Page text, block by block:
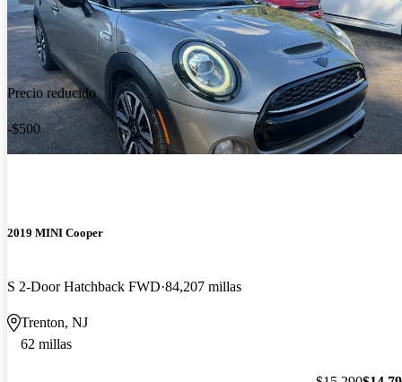
Precio reducido
-$500
2019 MINI Cooper
S 2-Door Hatchback FWD 84,207 millas
Trenton, NJ
62 millas